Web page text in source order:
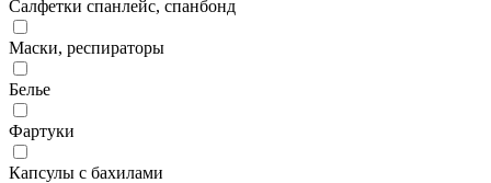
Салфетки спанлейс, спанбонд
Маски, респираторы
Белье
Фартуки
Капсулы с бахилами